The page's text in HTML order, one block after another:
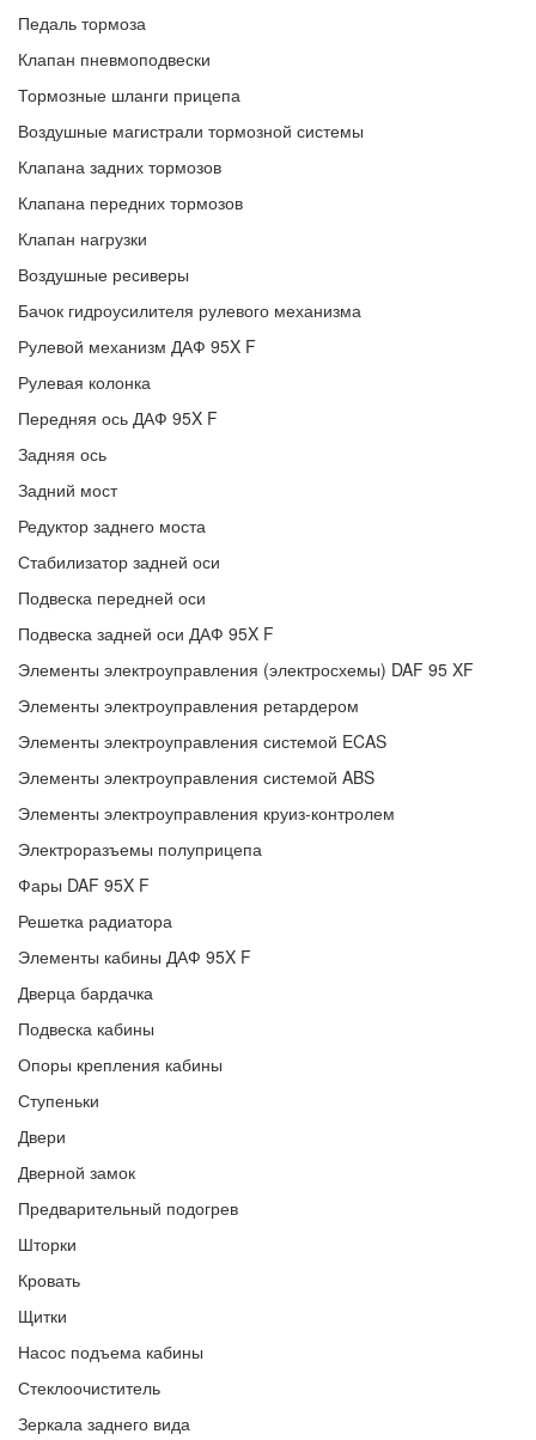
Педаль тормоза
Клапан пневмоподвески
Тормозные шланги прицепа
Воздушные магистрали тормозной системы
Клапана задних тормозов
Клапана передних тормозов
Клапан нагрузки
Воздушные ресиверы
Бачок гидроусилителя рулевого механизма
Рулевой механизм ДАФ 95X F
Рулевая колонка
Передняя ось ДАФ 95X F
Задняя ось
Задний мост
Редуктор заднего моста
Стабилизатор задней оси
Подвеска передней оси
Подвеска задней оси ДАФ 95X F
Элементы электроуправления (электросхемы) DAF 95 XF
Элементы электроуправления ретардером
Элементы электроуправления системой ECAS
Элементы электроуправления системой ABS
Элементы электроуправления круиз-контролем
Электроразъемы полуприцепа
Фары DAF 95X F
Решетка радиатора
Элементы кабины ДАФ 95X F
Дверца бардачка
Подвеска кабины
Опоры крепления кабины
Ступеньки
Двери
Дверной замок
Предварительный подогрев
Шторки
Кровать
Щитки
Насос подъема кабины
Стеклоочиститель
Зеркала заднего вида